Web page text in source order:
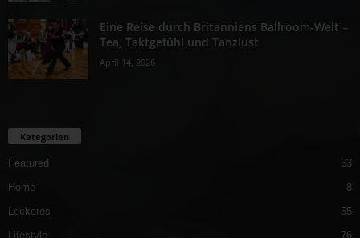
Eine Reise durch Britanniens Ballroom-Welt –
Tea, Taktgefühl und Tanzlust
April 14, 2026
Kategorien
Featured
63
Home
8
Leckeres
55
Lifestyle
76